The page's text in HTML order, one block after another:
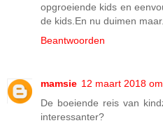
opgroeiende kids en
de kids.En nu duimen
Beantwoorden
mamsie 12 maart 2018
De boeiende reis van
interessanter?